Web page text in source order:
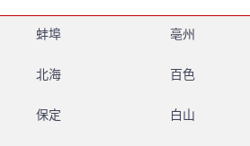
蚌埠 亳州
北海 百色
保定 白山